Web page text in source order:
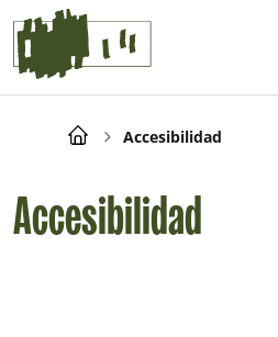
Saltar al contingut
Navegación principal
Breadcrumb
Accesibilidad
Accesibilidad